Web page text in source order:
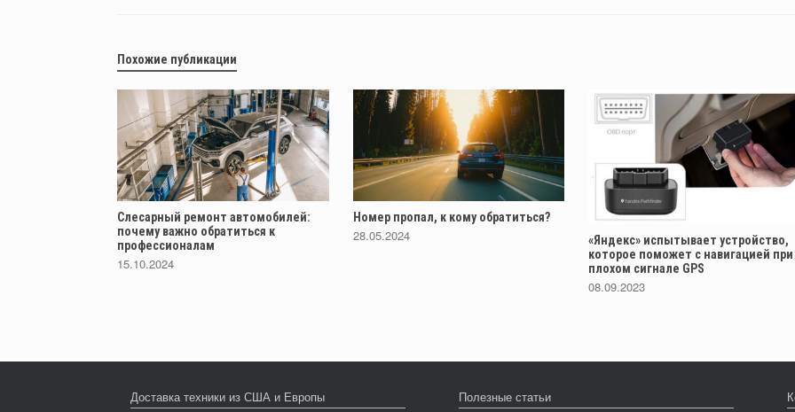
Похожие публикации
Слесарный ремонт автомобилей:
почему важно обратиться к
профессионалам
15.10.2024
Номер пропал, к кому обратиться?
28.05.2024
«Яндекс» испытывает устройство,
которое поможет с навигацией при
плохом сигнале GPS
08.09.2023
Доставка техники из США и Европы
Полезные статьи